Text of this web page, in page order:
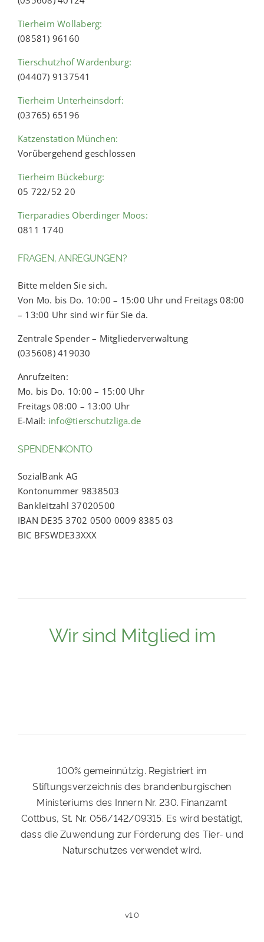
Tierheim Wollaberg:
(08581) 96160
Tierschutzhof Wardenburg:
(04407) 9137541
Tierheim Unterheinsdorf:
(03765) 65196
Katzenstation München:
Vorübergehend geschlossen
Tierheim Bückeburg:
05 722/52 20
Tierparadies Oberdinger Moos:
0811 1740
FRAGEN, ANREGUNGEN?
Bitte melden Sie sich.
Von Mo. bis Do. 10:00 – 15:00 Uhr und Freitags 08:00
– 13:00 Uhr sind wir für Sie da.
Zentrale Spender – Mitgliederverwaltung
(035608) 419030
Anrufzeiten:
Mo. bis Do. 10:00 – 15:00 Uhr
Freitags 08:00 – 13:00 Uhr
E-Mail: info@tierschutzliga.de
SPENDENKONTO
SozialBank AG
Kontonummer 9838503
Bankleitzahl 37020500
IBAN DE35 3702 0500 0009 8385 03
BIC BFSWDE33XXX
Wir sind Mitglied im
100% gemeinnützig. Registriert im
Stiftungsverzeichnis des brandenburgischen
Ministeriums des Innern Nr. 230. Finanzamt
Cottbus, St. Nr. 056/142/09315. Es wird bestätigt,
dass die Zuwendung zur Förderung des Tier- und
Naturschutzes verwendet wird.
v1.0